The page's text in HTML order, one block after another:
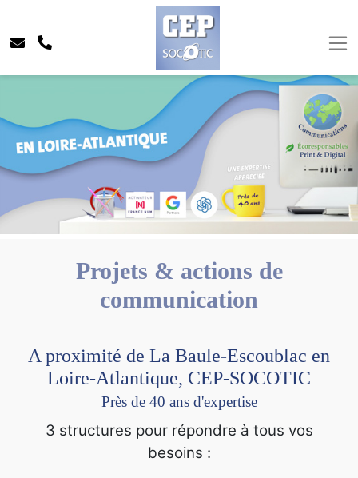
Projets & actions de
communication
A proximité de La Baule-Escoublac en
Loire-Atlantique, CEP-SOCOTIC
Près de 40 ans d'expertise
3 structures pour répondre à tous vos
besoins :